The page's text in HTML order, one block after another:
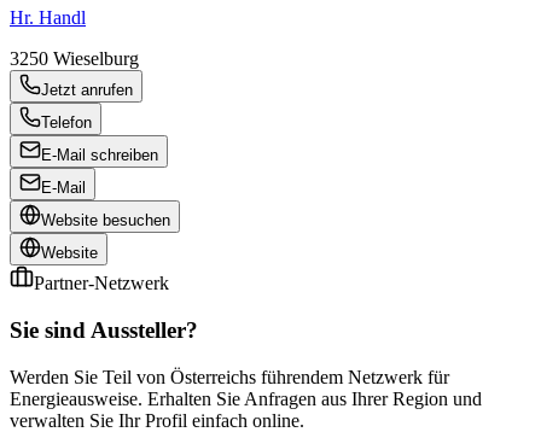
Hr. Handl
3250 Wieselburg
Jetzt anrufen
Telefon
E-Mail schreiben
E-Mail
Website besuchen
Website
Partner-Netzwerk
Sie sind Aussteller?
Werden Sie Teil von Österreichs führendem Netzwerk für
Energieausweise. Erhalten Sie Anfragen aus Ihrer Region und
verwalten Sie Ihr Profil einfach online.